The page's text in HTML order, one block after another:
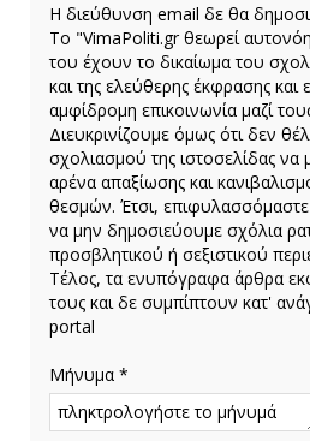
H διεύθυνση email δε θα
Το "VimaPoliti.gr θεωρεί
του έχουν το δικαίωμα του
και της ελεύθερης έκφρασης και
αμφίδρομη επικοινωνία μαζί
Διευκρινίζουμε όμως ότι δεν
σχολιασμού της ιστοσελίδας να
αρένα απαξίωσης και
θεσμών. Έτσι, επιφυλασσόμαστε
να μην δημοσιεύουμε σχόλια
προσβλητικού ή σεξιστικού
Τέλος, τα ενυπόγραφα άρθρα
τους και δε συμπίπτουν κατ'
portal
Μήνυμα *